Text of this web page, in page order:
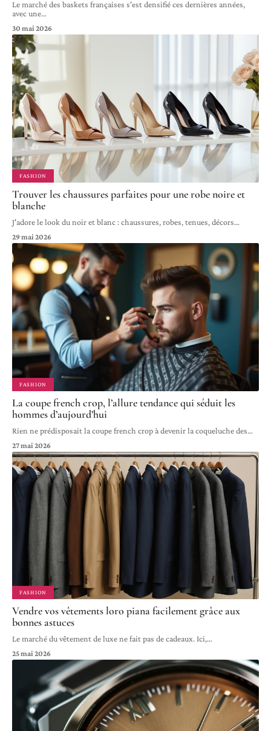
Le marché des baskets françaises s'est densifié ces dernières années,
avec une…
30 mai 2026
FASHION
Trouver les chaussures parfaites pour une robe noire et
blanche
J'adore le look du noir et blanc : chaussures, robes, tenues, décors…
29 mai 2026
FASHION
La coupe french crop, l’allure tendance qui séduit les
hommes d’aujourd’hui
Rien ne prédisposait la coupe french crop à devenir la coqueluche des…
27 mai 2026
FASHION
Vendre vos vêtements loro piana facilement grâce aux
bonnes astuces
Le marché du vêtement de luxe ne fait pas de cadeaux. Ici,…
25 mai 2026